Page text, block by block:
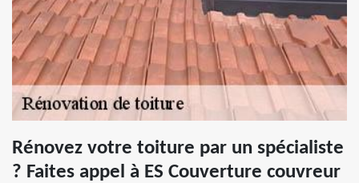
Rénovez votre toiture par un spécialiste
? Faites appel à ES Couverture couvreur